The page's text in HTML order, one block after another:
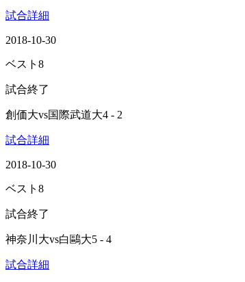
試合詳細
2018-10-30
ベスト8
試合終了
創価大vs国際武道大4 - 2
試合詳細
2018-10-30
ベスト8
試合終了
神奈川大vs白鷗大5 - 4
試合詳細